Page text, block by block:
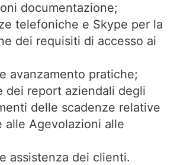
documentazione;
telefoniche e Skype per la
dei requisiti di accesso ai
avanzamento pratiche;
dei report aziendali degli
delle scadenze relative
alle Agevolazioni alle
assistenza dei clienti.